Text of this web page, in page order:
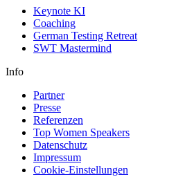
Keynote KI
Coaching
German Testing Retreat
SWT Mastermind
Info
Partner
Presse
Referenzen
Top Women Speakers
Datenschutz
Impressum
Cookie-Einstellungen